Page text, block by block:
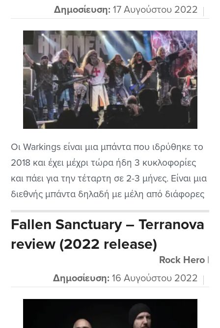
Δημοσίευση: 17 Αυγούστου 2022
Οι Warkings είναι μια μπάντα που ιδρύθηκε το
2018 και έχει μέχρι τώρα ήδη 3 κυκλοφορίες
και πάει για την τέταρτη σε 2-3 μήνες. Είναι μια
διεθνής μπάντα δηλαδή με μέλη από διάφορες
χώρες και παίζει ένα μελωδικό power metal.
Αυτό που ξεχώρισα αμέσως είναι την φωνή
του τραγουδιστή που δεν είναι άλλος από τον...
Fallen Sanctuary – Terranova
review (2022 release)
Rock Hero|
Δημοσίευση: 16 Αυγούστου 2022